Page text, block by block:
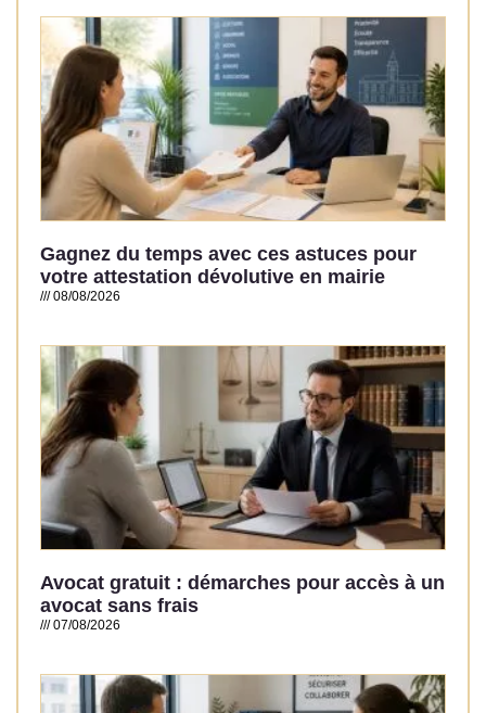
Gagnez du temps avec ces astuces pour
votre attestation dévolutive en mairie
08/08/2026
Avocat gratuit : démarches pour accès à un
avocat sans frais
07/08/2026